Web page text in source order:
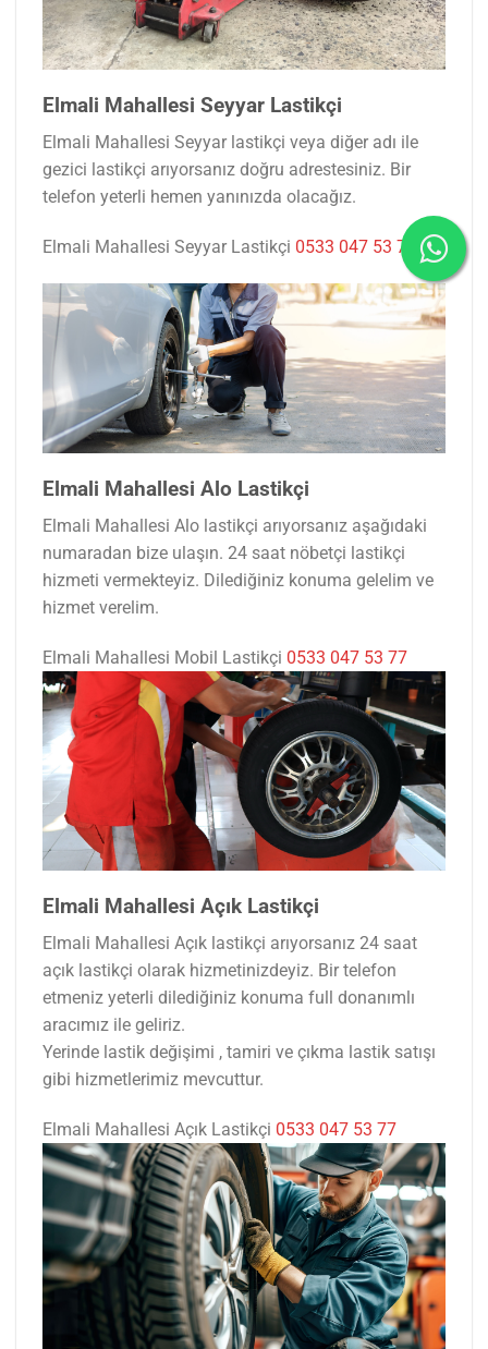
Elmali Mahallesi Seyyar Lastikçi
Elmali Mahallesi Seyyar lastikçi veya diğer adı ile
gezici lastikçi arıyorsanız doğru adrestesiniz. Bir
telefon yeterli hemen yanınızda olacağız.
Elmali Mahallesi Seyyar Lastikçi 0533 047 53 77
Elmali Mahallesi Alo Lastikçi
Elmali Mahallesi Alo lastikçi arıyorsanız aşağıdaki
numaradan bize ulaşın. 24 saat nöbetçi lastikçi
hizmeti vermekteyiz. Dilediğiniz konuma gelelim ve
hizmet verelim.
Elmali Mahallesi Mobil Lastikçi 0533 047 53 77
Elmali Mahallesi Açık Lastikçi
Elmali Mahallesi Açık lastikçi arıyorsanız 24 saat
açık lastikçi olarak hizmetinizdeyiz. Bir telefon
etmeniz yeterli dilediğiniz konuma full donanımlı
aracımız ile geliriz.
Yerinde lastik değişimi , tamiri ve çıkma lastik satışı
gibi hizmetlerimiz mevcuttur.
Elmali Mahallesi Açık Lastikçi 0533 047 53 77